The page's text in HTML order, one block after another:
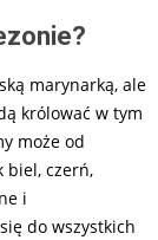
marynarką, ale
królować w tym
może od
biel, czerń,
i
do wszystkich